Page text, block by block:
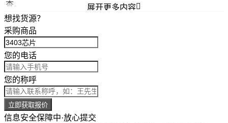
查。
展开更多内容
想找货源？
采购商品
您的电话
您的称呼
立即获取报价
信息安全保障中·放心提交